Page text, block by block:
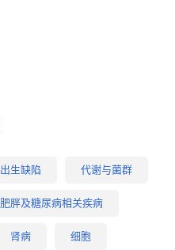
出生缺陷 代谢与菌群
肥胖及糖尿病相关疾病
肾病 细胞